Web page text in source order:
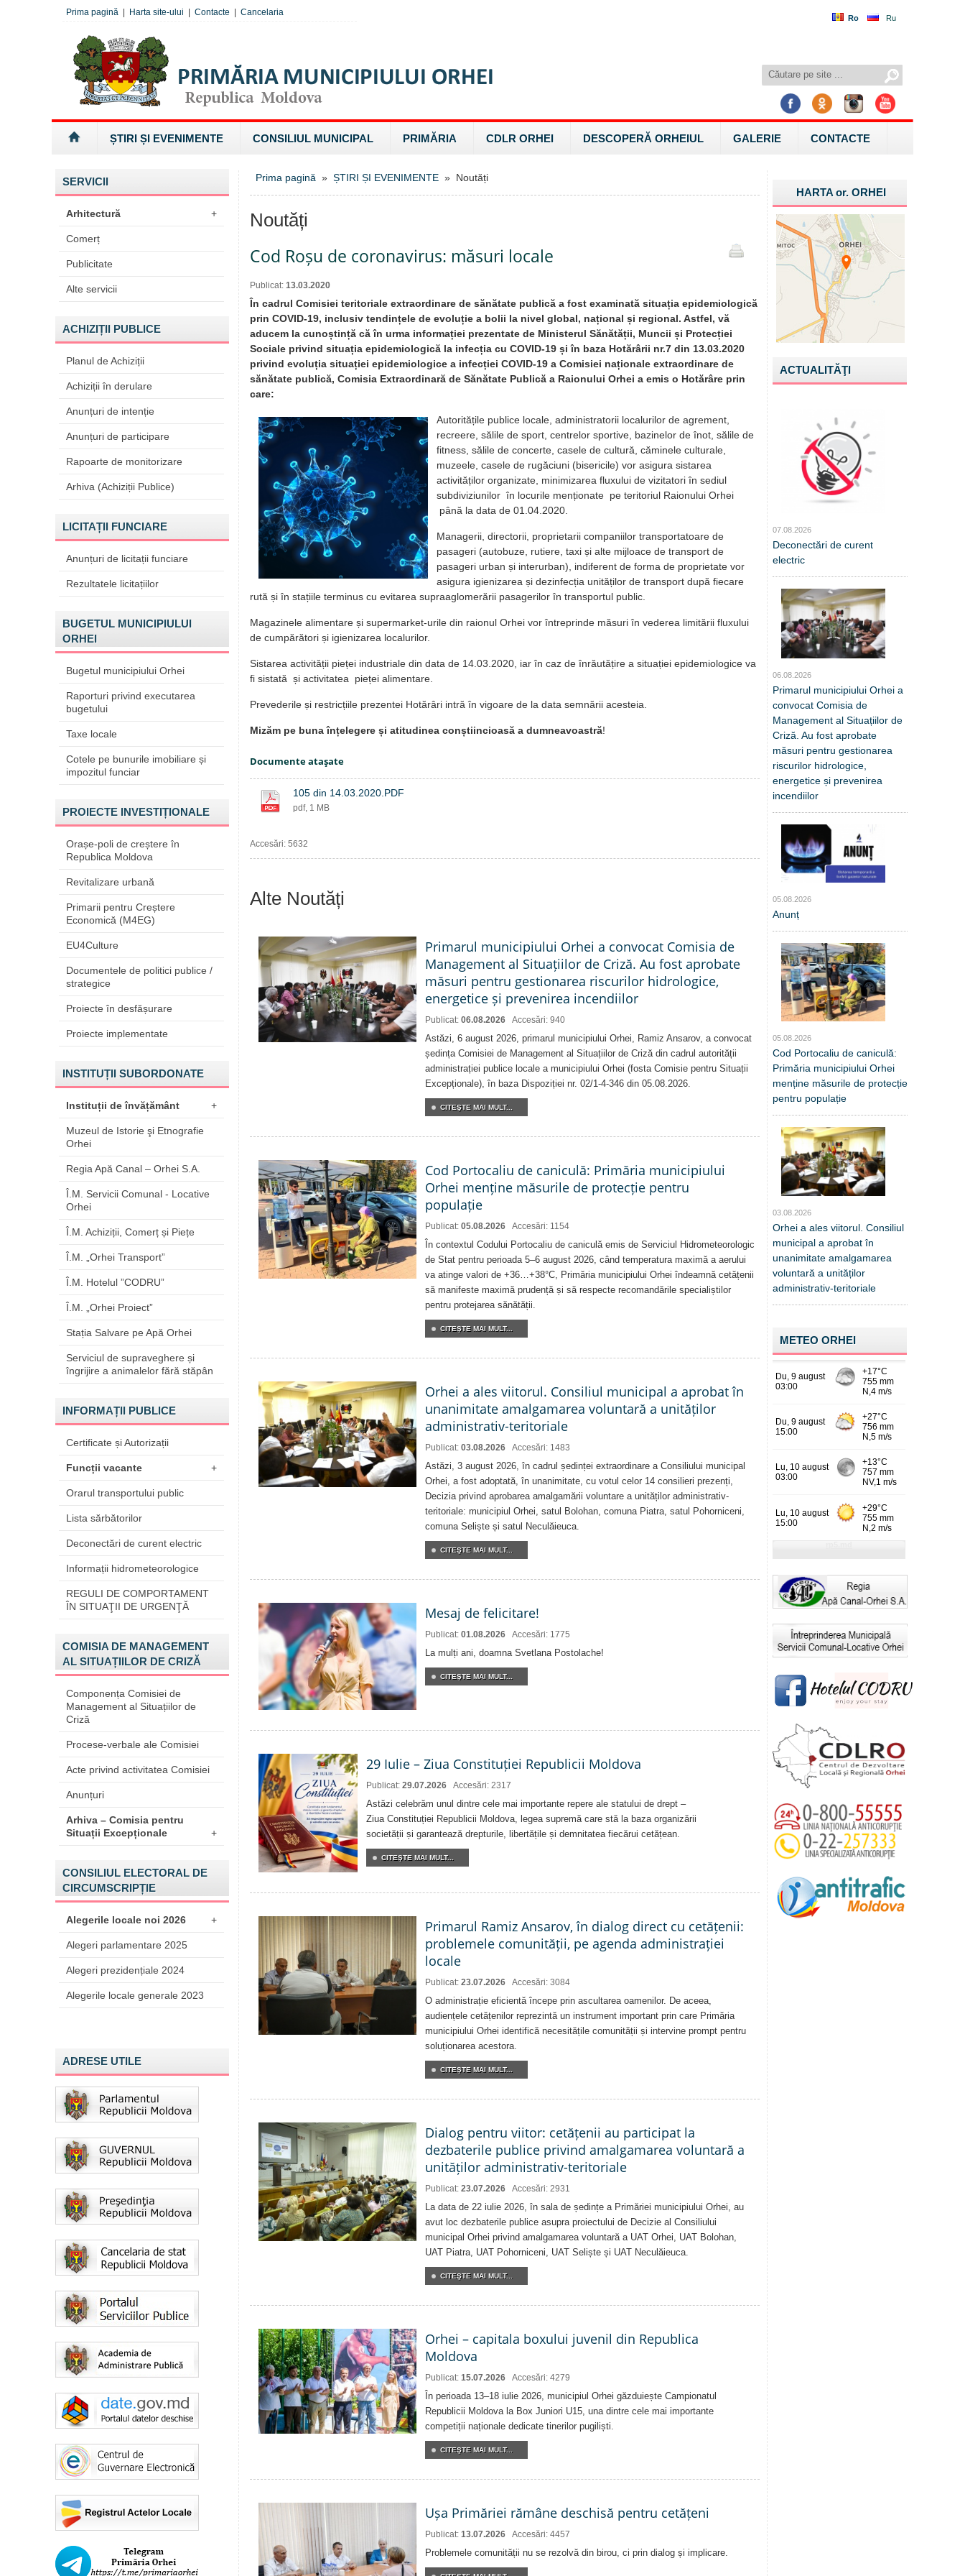
Ro Ru
Prima pagină Harta site-ului Contacte Cancelaria
ȘTIRI ȘI EVENIMENTE CONSILIUL MUNICIPAL PRIMĂRIA CDLR ORHEI DESCOPERĂ ORHEIUL GALERIE CONTACTE
SERVICII
Arhitectură +
Comerț
Publicitate
Alte servicii
ACHIZIȚII PUBLICE
Planul de Achiziții
Achiziții în derulare
Anunțuri de intenție
Anunțuri de participare
Rapoarte de monitorizare
Arhiva (Achiziții Publice)
LICITAȚII FUNCIARE
Anunțuri de licitații funciare
Rezultatele licitațiilor
BUGETUL MUNICIPIULUI
ORHEI
Bugetul municipiului Orhei
Raporturi privind executarea
bugetului
Taxe locale
Cotele pe bunurile imobiliare și
impozitul funciar
PROIECTE INVESTIȚIONALE
Orașe-poli de creștere în
Republica Moldova
Revitalizare urbană
Primarii pentru Creștere
Economică (M4EG)
EU4Culture
Documentele de politici publice /
strategice
Proiecte în desfășurare
Proiecte implementate
INSTITUȚII SUBORDONATE
Instituții de învățământ +
Muzeul de Istorie şi Etnografie
Orhei
Regia Apă Canal – Orhei S.A.
Î.M. Servicii Comunal - Locative
Orhei
Î.M. Achiziții, Comerț și Piețe
Î.M. „Orhei Transport”
Î.M. Hotelul ”CODRU”
Î.M. „Orhei Proiect”
Stația Salvare pe Apă Orhei
Serviciul de supraveghere și
îngrijire a animalelor fără stăpân
INFORMAȚII PUBLICE
Certificate și Autorizații
Funcții vacante +
Orarul transportului public
Lista sărbătorilor
Deconectări de curent electric
Informații hidrometeorologice
REGULI DE COMPORTAMENT
ÎN SITUAŢII DE URGENŢĂ
COMISIA DE MANAGEMENT
AL SITUAȚIILOR DE CRIZĂ
Componența Comisiei de
Management al Situațiilor de
Criză
Procese-verbale ale Comisiei
Acte privind activitatea Comisiei
Anunțuri
Arhiva – Comisia pentru
Situații Excepționale
+
CONSILIUL ELECTORAL DE
CIRCUMSCRIPȚIE
Alegerile locale noi 2026 +
Alegeri parlamentare 2025
Alegeri prezidențiale 2024
Alegerile locale generale 2023
ADRESE UTILE
Prima pagină » ȘTIRI ȘI EVENIMENTE » Noutăți
Noutăți
Cod Roșu de coronavirus: măsuri locale
Publicat: 13.03.2020
În cadrul Comisiei teritoriale extraordinare de sănătate publică a fost examinată situația epidemiologică
prin COVID-19, inclusiv tendințele de evoluție a bolii la nivel global, național și regional. Astfel, vă
aducem la cunoștință că în urma informației prezentate de Ministerul Sănătății, Muncii și Protecției
Sociale privind situația epidemiologică la infecția cu COVID-19 și în baza Hotărârii nr.7 din 13.03.2020
privind evoluția situației epidemiologice a infecției COVID-19 a Comisiei naționale extraordinare de
sănătate publică, Comisia Extraordinară de Sănătate Publică a Raionului Orhei a emis o Hotărâre prin
care:
Autoritățile publice locale, administratorii localurilor de agrement,
recreere, sălile de sport, centrelor sportive, bazinelor de înot, sălile de
fitness, sălile de concerte, casele de cultură, căminele culturale,
muzeele, casele de rugăciuni (bisericile) vor asigura sistarea
activităților organizate, minimizarea fluxului de vizitatori în sediul
subdiviziunilor în locurile menționate pe teritoriul Raionului Orhei
până la data de 01.04.2020.
Managerii, directorii, proprietarii companiilor transportatoare de
pasageri (autobuze, rutiere, taxi și alte mijloace de transport de
pasageri urban și interurban), indiferent de forma de proprietate vor
asigura igienizarea și dezinfecția unităților de transport după fiecare
rută și în stațiile terminus cu evitarea supraaglomerării pasagerilor în transportul public.
Magazinele alimentare și supermarket-urile din raionul Orhei vor întreprinde măsuri în vederea limitării fluxului
de cumpărători și igienizarea localurilor.
Sistarea activității pieței industriale din data de 14.03.2020, iar în caz de înrăutățire a situației epidemiologice va
fi sistată și activitatea pieței alimentare.
Prevederile și restricțiile prezentei Hotărâri intră în vigoare de la data semnării acesteia.
Mizăm pe buna înțelegere și atitudinea conștiincioasă a dumneavoastră!
Documente ataşate
105 din 14.03.2020.PDF
pdf, 1 MB
Accesări: 5632
Alte Noutăți
Primarul municipiului Orhei a convocat Comisia de
Management al Situațiilor de Criză. Au fost aprobate
măsuri pentru gestionarea riscurilor hidrologice,
energetice și prevenirea incendiilor
Publicat: 06.08.2026 Accesări: 940
Astăzi, 6 august 2026, primarul municipiului Orhei, Ramiz Ansarov, a convocat
ședința Comisiei de Management al Situațiilor de Criză din cadrul autorității
administrației publice locale a municipiului Orhei (fosta Comisie pentru Situații
Excepționale), în baza Dispoziției nr. 02/1-4-346 din 05.08.2026.
CITEŞTE MAI MULT...
Cod Portocaliu de caniculă: Primăria municipiului
Orhei menține măsurile de protecție pentru
populație
Publicat: 05.08.2026 Accesări: 1154
În contextul Codului Portocaliu de caniculă emis de Serviciul Hidrometeorologic
de Stat pentru perioada 5–6 august 2026, când temperatura maximă a aerului
va atinge valori de +36…+38°C, Primăria municipiului Orhei îndeamnă cetățenii
să manifeste maximă prudență și să respecte recomandările specialiștilor
pentru protejarea sănătății.
CITEŞTE MAI MULT...
Orhei a ales viitorul. Consiliul municipal a aprobat în
unanimitate amalgamarea voluntară a unităților
administrativ-teritoriale
Publicat: 03.08.2026 Accesări: 1483
Astăzi, 3 august 2026, în cadrul ședinței extraordinare a Consiliului municipal
Orhei, a fost adoptată, în unanimitate, cu votul celor 14 consilieri prezenți,
Decizia privind aprobarea amalgamării voluntare a unităților administrativ-
teritoriale: municipiul Orhei, satul Bolohan, comuna Piatra, satul Pohorniceni,
comuna Seliște și satul Neculăieuca.
CITEŞTE MAI MULT...
Mesaj de felicitare!
Publicat: 01.08.2026 Accesări: 1775
La mulți ani, doamna Svetlana Postolache!
CITEŞTE MAI MULT...
29 Iulie – Ziua Constituției Republicii Moldova
Publicat: 29.07.2026 Accesări: 2317
Astăzi celebrăm unul dintre cele mai importante repere ale statului de drept –
Ziua Constituției Republicii Moldova, legea supremă care stă la baza organizării
societății și garantează drepturile, libertățile și demnitatea fiecărui cetățean.
CITEŞTE MAI MULT...
Primarul Ramiz Ansarov, în dialog direct cu cetățenii:
problemele comunității, pe agenda administrației
locale
Publicat: 23.07.2026 Accesări: 3084
O administrație eficientă începe prin ascultarea oamenilor. De aceea,
audiențele cetățenilor reprezintă un instrument important prin care Primăria
municipiului Orhei identifică necesitățile comunității și intervine prompt pentru
soluționarea acestora.
CITEŞTE MAI MULT...
Dialog pentru viitor: cetățenii au participat la
dezbaterile publice privind amalgamarea voluntară a
unităților administrativ-teritoriale
Publicat: 23.07.2026 Accesări: 2931
La data de 22 iulie 2026, în sala de ședințe a Primăriei municipiului Orhei, au
avut loc dezbaterile publice asupra proiectului de Decizie al Consiliului
municipal Orhei privind amalgamarea voluntară a UAT Orhei, UAT Bolohan,
UAT Piatra, UAT Pohorniceni, UAT Seliște și UAT Neculăieuca.
CITEŞTE MAI MULT...
Orhei – capitala boxului juvenil din Republica
Moldova
Publicat: 15.07.2026 Accesări: 4279
În perioada 13–18 iulie 2026, municipiul Orhei găzduiește Campionatul
Republicii Moldova la Box Juniori U15, una dintre cele mai importante
competiții naționale dedicate tinerilor pugiliști.
CITEŞTE MAI MULT...
Ușa Primăriei rămâne deschisă pentru cetățeni
Publicat: 13.07.2026 Accesări: 4457
Problemele comunității nu se rezolvă din birou, ci prin dialog și implicare.
HARTA or.ORHEI
ACTUALITĂŢI
07.08.2026
Deconectări de curent
electric
06.08.2026
Primarul municipiului Orhei a
convocat Comisia de
Management al Situațiilor de
Criză. Au fost aprobate
măsuri pentru gestionarea
riscurilor hidrologice,
energetice și prevenirea
incendiilor
05.08.2026
Anunț
05.08.2026
Cod Portocaliu de caniculă:
Primăria municipiului Orhei
menține măsurile de protecție
pentru populație
03.08.2026
Orhei a ales viitorul. Consiliul
municipal a aprobat în
unanimitate amalgamarea
voluntară a unităților
administrativ-teritoriale
METEO ORHEI